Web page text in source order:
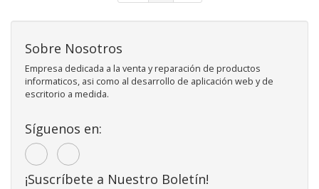
Sobre Nosotros
Empresa dedicada a la venta y reparación de productos
informaticos, asi como al desarrollo de aplicación web y de
escritorio a medida.
Síguenos en:
¡Suscríbete a Nuestro Boletín!